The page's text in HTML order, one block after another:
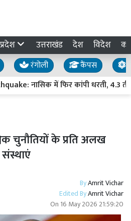
उत्तराखंड देश विदेश
रंगोली कैंपस
नासिक में फिर कांपी धरती, 4.3
चुनौतियों के प्रति अलख
ByAmrit Vichar
Edited ByAmrit Vichar
On 16 May 2026 21:59:20